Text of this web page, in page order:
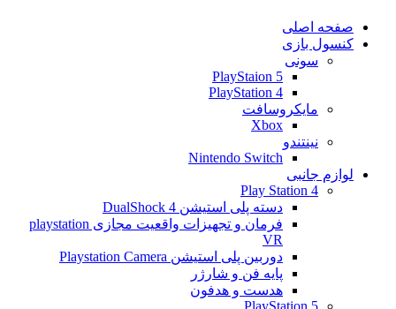
صفحه اصلی
کنسول بازی
سونی
PlayStaion 5
PlayStation 4
مایکروسافت
Xbox
نینتندو
Nintendo Switch
لوازم جانبی
Play Station 4
دسته پلی استیشن 4 DualShock
فرمان و تجهیزات واقعیت مجازی playstation
VR
دوربین پلی استیشن Playstation Camera
پایه فن و شارژر
هدست و هدفون